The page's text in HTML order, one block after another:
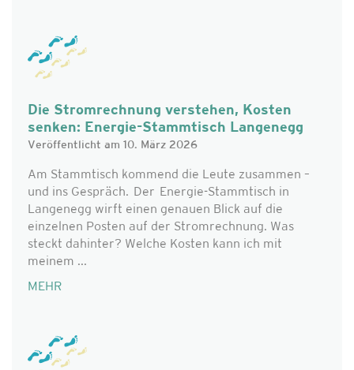
Die Stromrechnung verstehen, Kosten
senken: Energie-Stammtisch Langenegg
Veröffentlicht am 10. März 2026
Am Stammtisch kommend die Leute zusammen –
und ins Gespräch. Der Energie-Stammtisch in
Langenegg wirft einen genauen Blick auf die
einzelnen Posten auf der Stromrechnung. Was
steckt dahinter? Welche Kosten kann ich mit
meinem ...
MEHR